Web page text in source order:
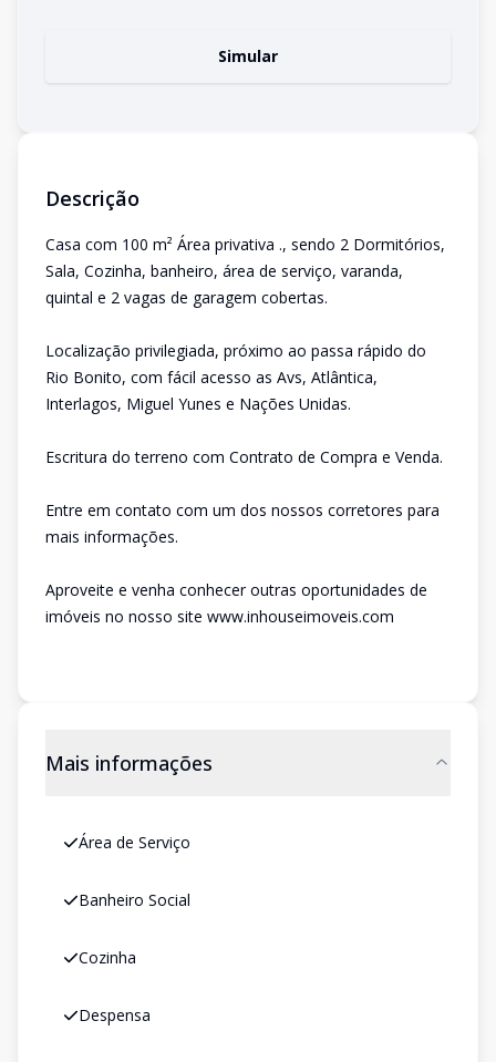
Simular
Descrição
Casa com 100 m² Área privativa ., sendo 2 Dormitórios,
Sala, Cozinha, banheiro, área de serviço, varanda,
quintal e 2 vagas de garagem cobertas.
Localização privilegiada, próximo ao passa rápido do
Rio Bonito, com fácil acesso as Avs, Atlântica,
Interlagos, Miguel Yunes e Nações Unidas.
Escritura do terreno com Contrato de Compra e Venda.
Entre em contato com um dos nossos corretores para
mais informações.
Aproveite e venha conhecer outras oportunidades de
imóveis no nosso site www.inhouseimoveis.com
Mais informações
Área de Serviço
Banheiro Social
Cozinha
Despensa